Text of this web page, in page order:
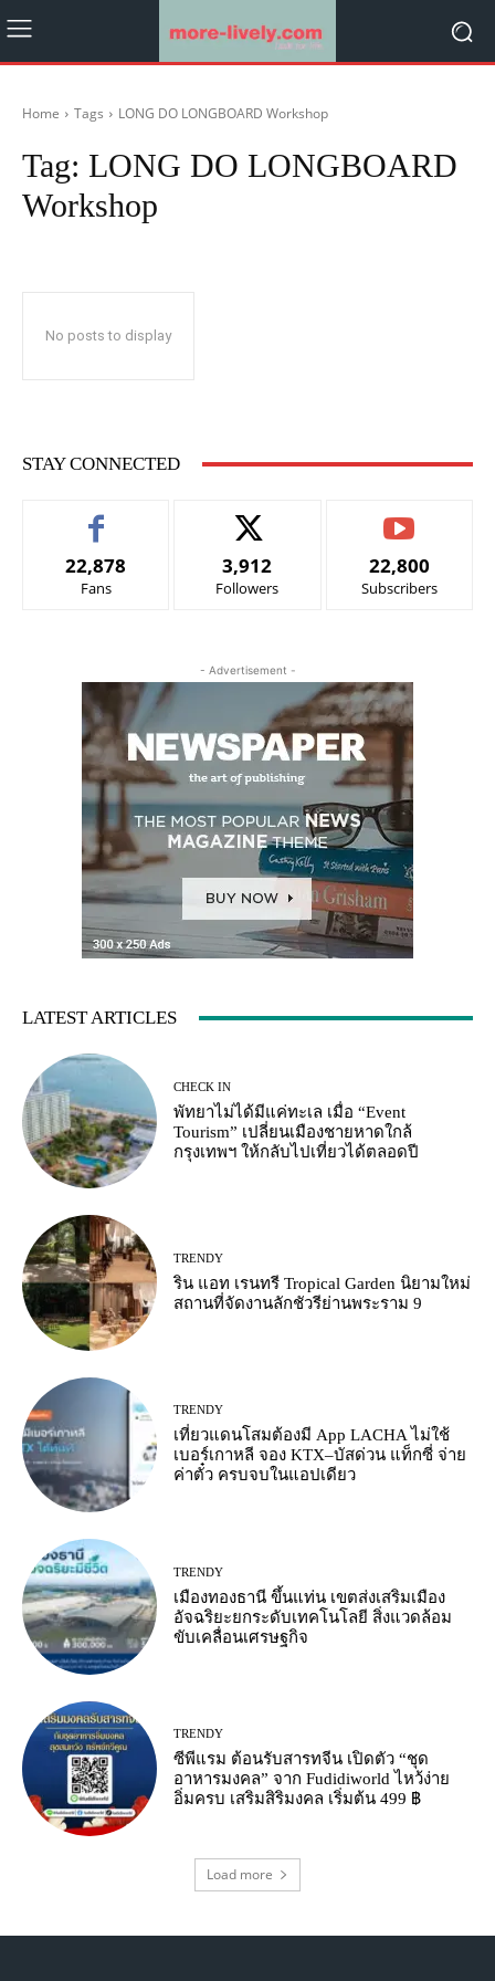
Home Tags LONG DO LONGBOARD Workshop
Tag: LONG DO LONGBOARD
Workshop
No posts to display
STAY CONNECTED
22,878
Fans
3,912
Followers
22,800
Subscribers
- Advertisement -
LATEST ARTICLES
CHECK IN
พัทยาไม่ได้มีแค่ทะเล เมื่อ “Event
Tourism” เปลี่ยนเมืองชายหาดใกล้
กรุงเทพฯ ให้กลับไปเที่ยวได้ตลอดปี
TRENDY
ริน แอท เรนทรี Tropical Garden นิยามใหม่
สถานที่จัดงานลักชัวรีย่านพระราม 9
TRENDY
เที่ยวแดนโสมต้องมี App LACHA ไม่ใช้
เบอร์เกาหลี จอง KTX–บัสด่วน แท็กซี่ จ่าย
ค่าตั๋ว ครบจบในแอปเดียว
TRENDY
เมืองทองธานี ขึ้นแท่น เขตส่งเสริมเมือง
อัจฉริยะยกระดับเทคโนโลยี สิ่งแวดล้อม
ขับเคลื่อนเศรษฐกิจ
TRENDY
ซีพีแรม ต้อนรับสารทจีน เปิดตัว “ชุด
อาหารมงคล” จาก Fudidiworld ไหว้ง่าย
อิ่มครบ เสริมสิริมงคล เริ่มต้น 499 ฿
Load more